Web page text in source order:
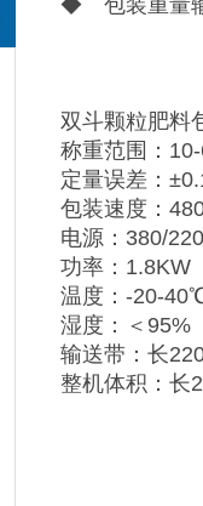
◆ 包装重量输
双斗颗粒肥料
称重范围：
定量误差：
包装速度：
电源：380/
功率：1.8KW
温度：-20-
湿度：＜95%
输送带：长
整机体积：长